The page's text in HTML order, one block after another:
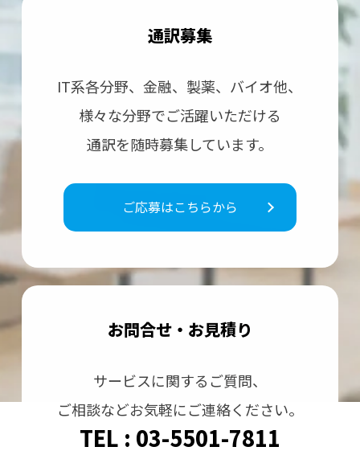
通訳募集
IT系各分野、⾦融、製薬、バイオ他、
様々な分野でご活躍いただける
通訳を随時募集しています。
ご応募はこちらから
お問合せ・お⾒積り
サービスに関するご質問、
ご相談などお気軽にご連絡ください。
TEL : 03-5501-7811